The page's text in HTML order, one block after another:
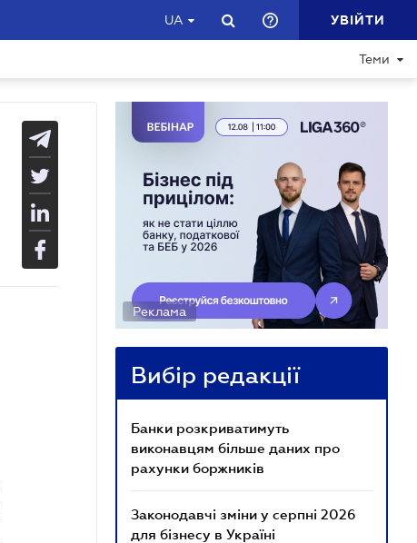
UA УВІЙТИ
Теми
Реклама
Вибір редакції
Банки розкриватимуть
виконавцям більше даних про
рахунки боржників
Законодавчі зміни у серпні 2026
для бізнесу в Україні